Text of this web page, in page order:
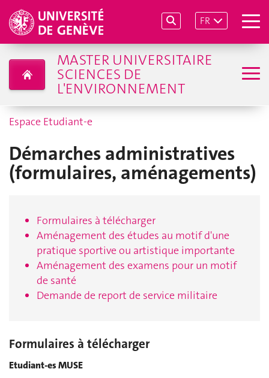
FR
MASTER UNIVERSITAIRE
SCIENCES DE
L'ENVIRONNEMENT
Espace Etudiant-e
Démarches administratives
(formulaires, aménagements)
Formulaires à télécharger
Aménagement des études au motif d'une
pratique sportive ou artistique importante
Aménagement des examens pour un motif
de santé
Demande de report de service militaire
Formulaires à télécharger
Etudiant-es MUSE